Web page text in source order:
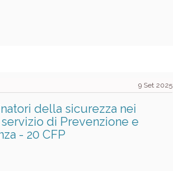
9 Set 2025
della sicurezza nei
di Prevenzione e
- 20 CFP